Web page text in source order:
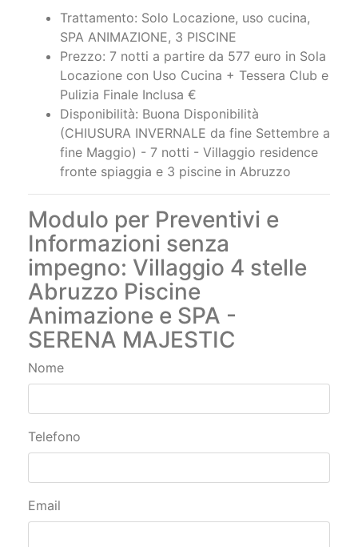
Trattamento: Solo Locazione, uso cucina,
SPA ANIMAZIONE, 3 PISCINE
Prezzo: 7 notti a partire da 577 euro in Sola
Locazione con Uso Cucina + Tessera Club e
Pulizia Finale Inclusa €
Disponibilità: Buona Disponibilità
(CHIUSURA INVERNALE da fine Settembre a
fine Maggio) - 7 notti - Villaggio residence
fronte spiaggia e 3 piscine in Abruzzo
Modulo per Preventivi e
Informazioni senza
impegno: Villaggio 4 stelle
Abruzzo Piscine
Animazione e SPA -
SERENA MAJESTIC
Nome
Telefono
Email